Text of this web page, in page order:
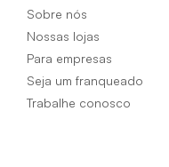
Sobre nós
Nossas lojas
Para empresas
Seja um franqueado
Trabalhe conosco